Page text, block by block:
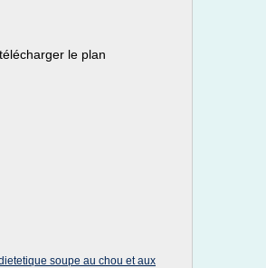
le plan
soupe au chou et aux